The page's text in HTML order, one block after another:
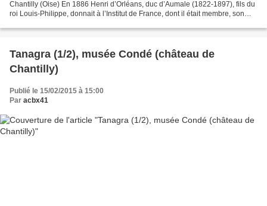
Chantilly (Oise) En 1886 Henri d’Orléans, duc d’Aumale (1822-1897), fils du
roi Louis-Philippe, donnait à l’Institut de France, dont il était membre, son
Tanagra (1/2), musée Condé (château de
Chantilly)
Publié le 15/02/2015 à 15:00
Par acbx41